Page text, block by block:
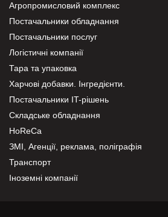
Агропромисловий комплекс
Постачальники обладнання
Постачальники послуг
Логістичні компанії
Тара та упаковка
Харчові добавки. Інгредієнти.
Постачальники IT-рішень
Складське обладнання
HoReCa
ЗМІ, Агенції, реклама, поліграфія
Транспорт
Іноземні компанії